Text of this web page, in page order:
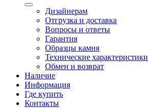
Дизайнерам
Отгрузка и доставка
Вопросы и ответы
Гарантия
Образцы камня
Технические характеристики
Обмен и возврат
Наличие
Информация
Где купить
Контакты